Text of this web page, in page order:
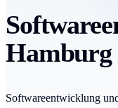
Hamburg
Softwareentwicklung